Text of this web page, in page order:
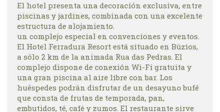
El hotel presenta una decoración exclusiva, entre
piscinas y jardines, combinada con una excelente
estructura de alojamiento.
un complejo especial en convenciones y eventos.
El Hotel Ferradura Resort está situado en Búzios,
a sólo 2 km de la animada Rua das Pedras. El
complejo dispone de conexión Wi-Fi gratuita y
una gran piscina al aire libre con bar. Los
huéspedes podrán disfrutar de un desayuno bufé
que consta de frutas de temporada, pan,
embutidos, té, café y zumos. El restaurante sirve